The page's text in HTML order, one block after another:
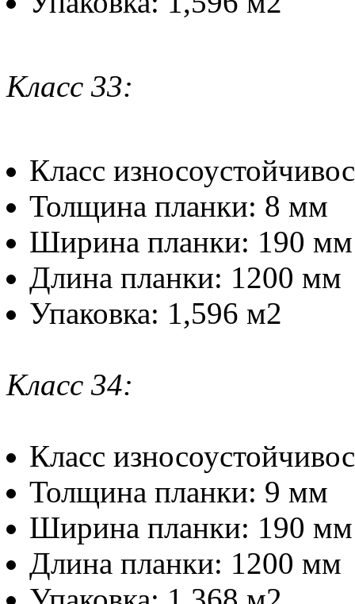
Класс 33:
Класс
Толщина планки: 8 мм
Ширина планки: 190
Длина планки: 1200
Упаковка: 1,596 м2
Класс 34:
Класс
Толщина планки: 9 мм
Ширина планки: 190
Длина планки: 1200